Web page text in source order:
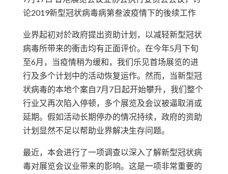
论2019新型冠状病毒病第叁波疫情下的後续工作
业界起初对於政府提出资助计划，以减轻新型冠状
病毒所带来的衝击均有正面评价。在今年5月下旬
至6月，当疫情稍为缓和，我们乐见首场展览的进
行及多个计划中的活动恢复运作。然而，当新型冠
状病毒的本地个案自7月7日起开始攀升，我们整个
行业又再次陷入停顿，多个展览及会议被逼取消或
延期。假如活动长期停办的情况持续，政府的资助
计划显然不足以帮助业界解决生存问题。
最近，本会进行了一项调查以深入了解新型冠状病
毒对展览会议业带来的影响。这是一项非常重要的